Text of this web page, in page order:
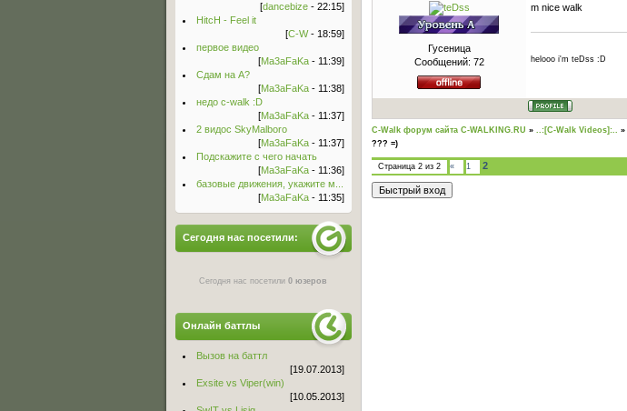
Гусеница
Сообщений: 72
m nice walk
helooo i'm teDss :D
C-Walk форум сайта C-WALKING.RU » ..:[C-Walk Videos]:.. »
??? =)
Страница 2из 2 « 1
2
[dancebize- 22:15]
HitcH - Feel it
[C-W- 18:59]
первое видео
[Ma3aFaKa- 11:39]
Сдам на А?
[Ma3aFaKa- 11:38]
недо c-walk :D
[Ma3aFaKa- 11:37]
2 видос SkyMalboro
[Ma3aFaKa- 11:37]
Подскажите с чего начать
[Ma3aFaKa- 11:36]
базовые движения, укажите м...
[Ma3aFaKa- 11:35]
Сегодня нас посетили:
Сегодня нас посетили 0 юзеров
Онлайн баттлы
Вызов на баттл
[19.07.2013]
Exsite vs Viper(win)
[10.05.2013]